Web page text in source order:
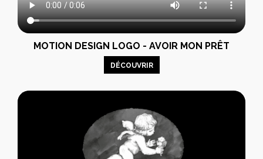
MOTION DESIGN LOGO - AVOIR MON PRÊT
DÉCOUVRIR